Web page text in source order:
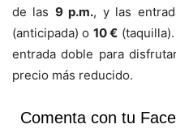
de las 9 p.m., y las
(anticipada) o 10 €
entrada doble para
precio más reducido.
Comenta con tu